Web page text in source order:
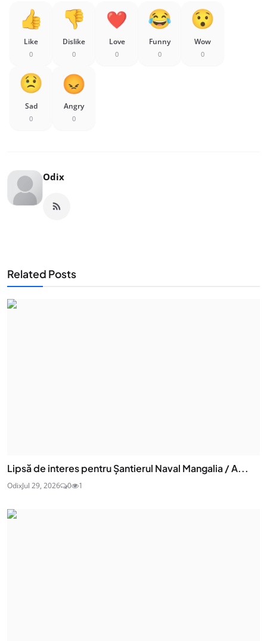
Like
0
Dislike
0
Love
0
Funny
0
Wow
0
Sad
0
Angry
0
Odix
Related Posts
Lipsă de interes pentru Șantierul Naval Mangalia / A...
OdixJul 29, 2026 0 1